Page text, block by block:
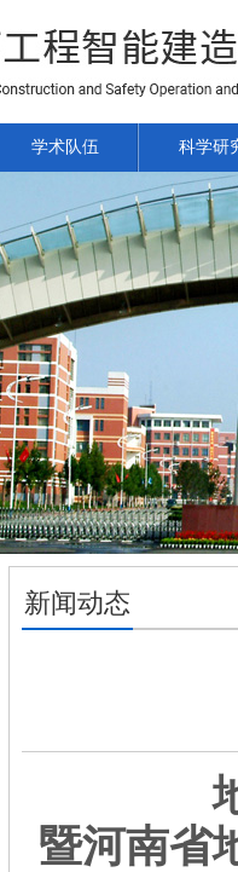
学术队伍 科学研
新闻动态
暨河南省